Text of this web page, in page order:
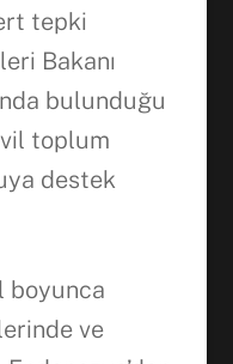
tepki
Bakanı
bulunduğu
toplum
destek
boyunca
ve